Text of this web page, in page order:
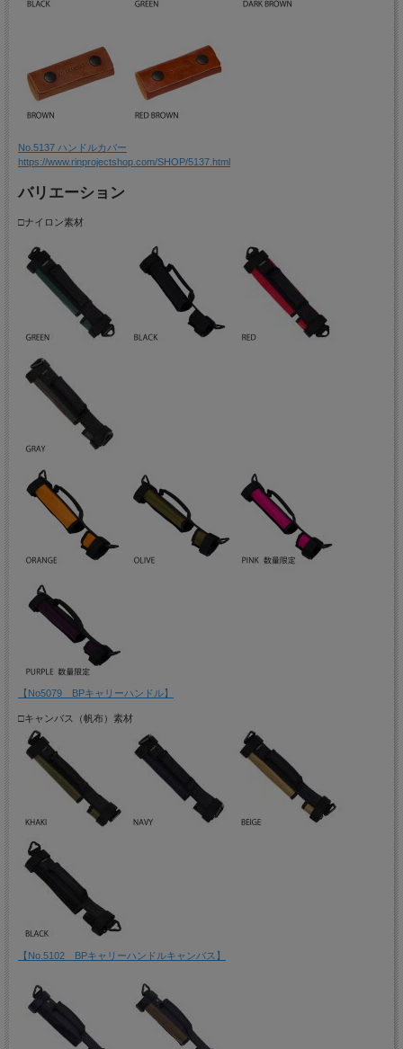
No.5137 ハンドルカバー
https://www.rinprojectshop.com/SHOP/5137.html
バリエーション
□ナイロン素材
【No5079 BPキャリーハンドル】
□キャンバス（帆布）素材
【No.5102 BPキャリーハンドルキャンバス】